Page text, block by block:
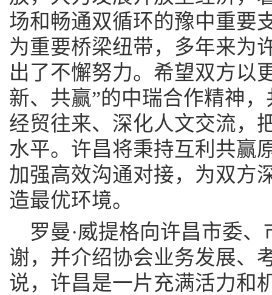
场和畅通双循环的豫中重要
为重要桥梁纽带，多年来为
出了不懈努力。希望双方以
新、共赢”的中瑞合作精神
经贸往来、深化人文交流，
水平。许昌将秉持‌互利共赢
加强高效沟通对接，为双方
造最优环境。
罗曼·威提格向许昌市委
谢，并介绍协会业务发展、
说，许昌是一片充满活力和